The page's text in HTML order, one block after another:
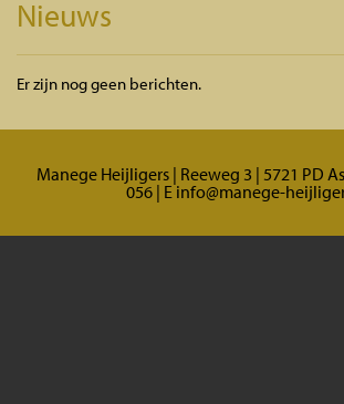
Nieuws
Er zijn nog geen berichten.
Manege Heijligers | Reeweg 3 | 5721 PD
056 | E info@manege-